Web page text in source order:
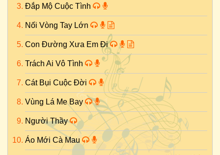
Đắp Mộ Cuộc Tình
Nối Vòng Tay Lớn
Con Đường Xưa Em Đi
Trách Ai Vô Tình
Cát Bụi Cuộc Đời
Vùng Lá Me Bay
Người Thầy
Áo Mới Cà Mau